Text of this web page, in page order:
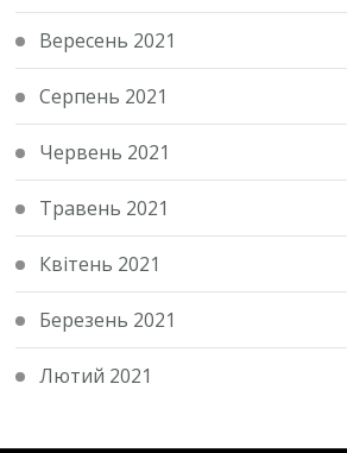
Вересень 2021
Серпень 2021
Червень 2021
Травень 2021
Квітень 2021
Березень 2021
Лютий 2021